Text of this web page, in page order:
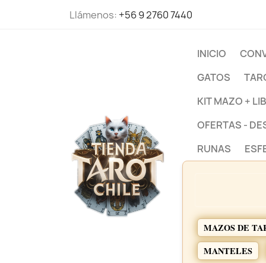
Llámenos: +56 9 2760 7440
INICIO
GATOS
KIT MAZO +
OFERTAS -
RUNAS
MAZOS DE
MANTELES